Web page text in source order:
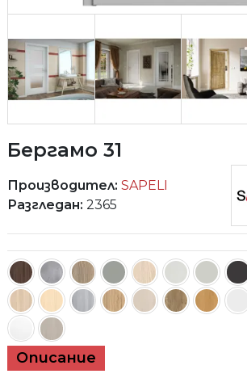
Бергамо 31
Описание
Производител: SAPELI
Разгледан: 2365
Бергамо 31